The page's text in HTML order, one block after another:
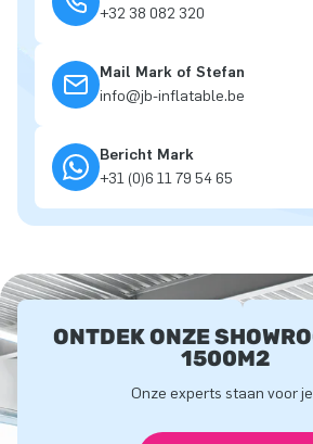
+32 38 082 320
Mail Mark of Stefan
info@jb-inflatable.be
Bericht Mark
+31 (0)6 11 79 54 65
ONTDEK ONZE
1500M2
Onze experts staan voor